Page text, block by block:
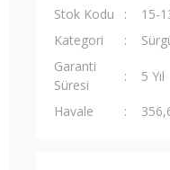
Stok Kodu
15-
Kategori
Garanti
Süresi
5 Yıl
Havale